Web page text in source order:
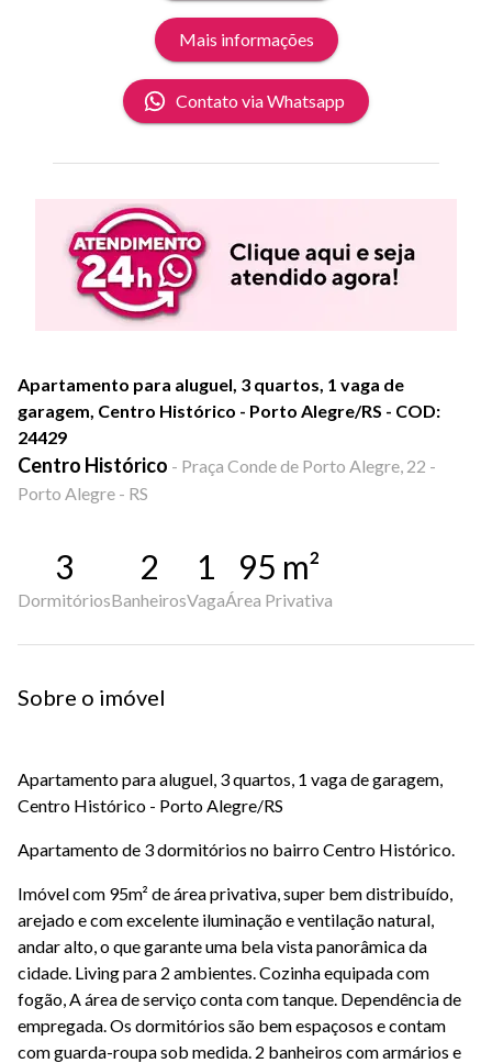
Mais informações
Contato via Whatsapp
Apartamento para aluguel, 3 quartos, 1 vaga de
garagem, Centro Histórico - Porto Alegre/RS - COD:
24429
Centro Histórico - Praça Conde de Porto Alegre, 22 -
Porto Alegre - RS
3
Dormitórios
2
Banheiros
1
Vaga
95 m²
Área Privativa
Sobre o imóvel
Apartamento para aluguel, 3 quartos, 1 vaga de garagem,
Centro Histórico - Porto Alegre/RS
Apartamento de 3 dormitórios no bairro Centro Histórico.
Imóvel com 95m² de área privativa, super bem distribuído,
arejado e com excelente iluminação e ventilação natural,
andar alto, o que garante uma bela vista panorâmica da
cidade. Living para 2 ambientes. Cozinha equipada com
fogão, A área de serviço conta com tanque. Dependência de
empregada. Os dormitórios são bem espaçosos e contam
com guarda-roupa sob medida. 2 banheiros com armários e